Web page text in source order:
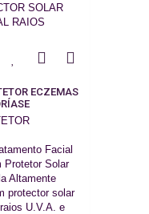
SOLAR
RAIOS
ECZEMAS
Facial
Protetor Solar
Altamente
protector solar
U.V.A. e